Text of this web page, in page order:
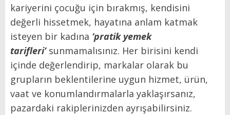
kariyerini çocuğu için bırakmış, kendisini
değerli hissetmek, hayatına anlam katmak
isteyen bir kadına ‘pratik yemek
tarifleri’sunmamalısınız. Her birisini kendi
içinde değerlendirip, markalar olarak bu
grupların beklentilerine uygun hizmet, ürün,
vaat ve konumlandırmalarla yaklaşırsanız,
pazardaki rakiplerinizden ayrışabilirsiniz.